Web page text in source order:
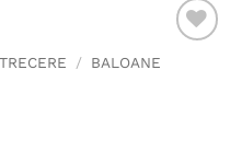
/ BALOANE